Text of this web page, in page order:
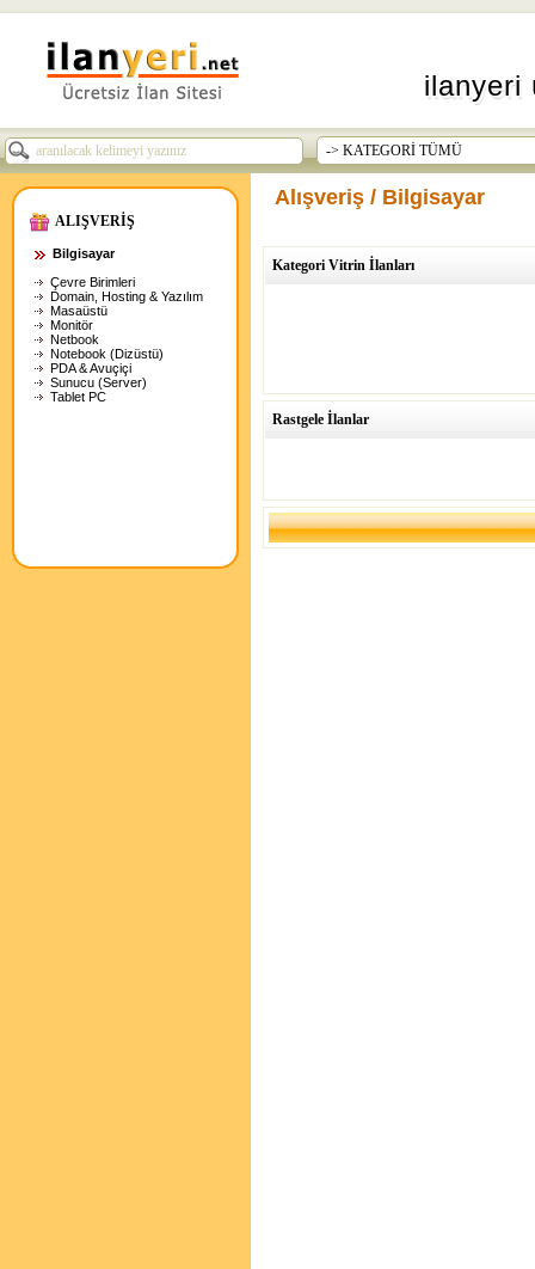
ilanyeri
ALIŞVERİŞ
Bilgisayar
Çevre Birimleri
Domain, Hosting & Yazılım
Masaüstü
Monitör
Netbook
Notebook (Dizüstü)
PDA & Avuçiçi
Sunucu (Server)
Tablet PC
Alışveriş / Bilgisayar
Kategori Vitrin İlanları
Rastgele İlanlar